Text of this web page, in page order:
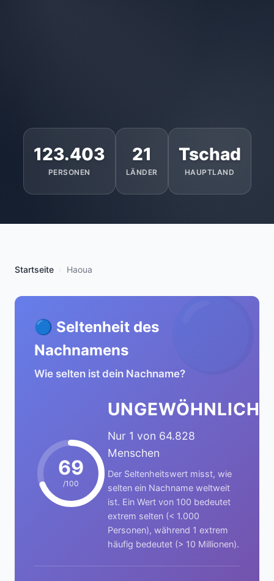
123.403
PERSONEN
21
LÄNDER
Tschad
HAUPTLAND
Startseite Haoua
🔵
🔵 Seltenheit des
Nachnamens
Wie selten ist dein Nachname?
69
/100
UNGEWÖHNLICH
Nur 1 von 64.828
Menschen
Der Seltenheitswert misst, wie
selten ein Nachname weltweit
ist. Ein Wert von 100 bedeutet
extrem selten (< 1.000
Personen), während 1 extrem
häufig bedeutet (> 10 Millionen).